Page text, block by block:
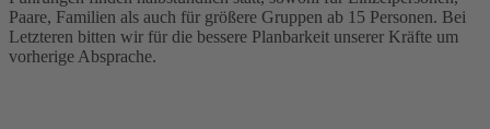
Paare, Familien als auch für größere Gruppen ab 15 Personen. Bei
Letzteren bitten wir für die bessere Planbarkeit unserer Kräfte um
vorherige Absprache.